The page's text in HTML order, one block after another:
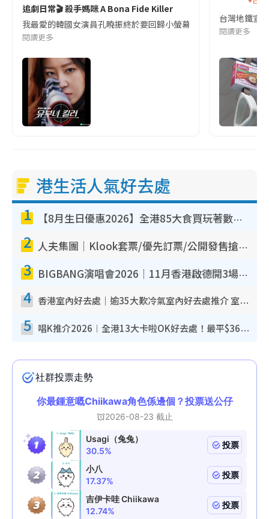
追劇日常🎬 殺手媽咪 A Bona Fide Killer
我最愛的韓國女演員孔曉振終於要回歸小螢幕啦!這次的劇本改編
閱讀更多
台灣地鐵宣
閱讀更多
港生活人氣好去處
1 【8月生日優惠2026】全港85大食買玩著數攻略 自助餐/火鍋放題同行免費＋誠品/DONKI送現金券
2 人夫集團｜Klook套票/優先訂票/公開發售搶飛攻略！附票價.購票連結.場地座位表
3 BIGBANG演唱會2026｜11月香港啟德開3場！實名制VIP申請、優先購票攻略
4 香港室內好去處｜逾35大歎冷氣室內好去處推介 室內活動免費避雨無懼落雨
5 唱K推介2026︱全港13大卡啦OK好去處！最平$36起 日文K都有！(附地址+收費詳情)